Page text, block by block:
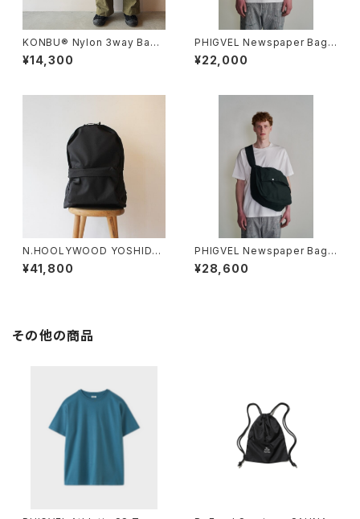
KONBU® Nylon 3way Bag
- L
¥14,300
PHIGVEL Newspaper Bag
(Small)
¥22,000
N.HOOLYWOOD YOSHIDA
鞄 BACKPACK (LARGE)
¥41,800
PHIGVEL Newspaper Bag
(Large)
¥28,600
その他の商品